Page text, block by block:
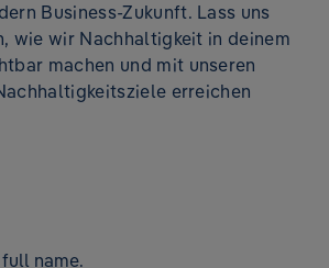
Business-Zukunft. Lass uns
wie wir Nachhaltigkeit in deinem
machen und mit unseren
erreichen
name.